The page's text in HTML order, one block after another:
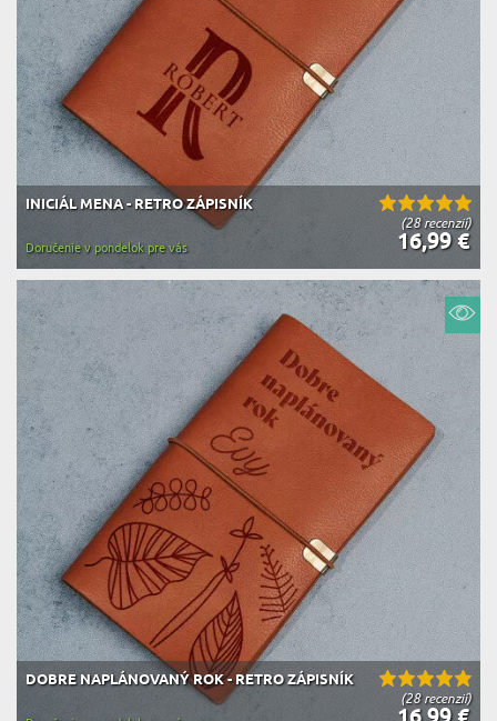
(28 recenzií)
INICIÁL MENA - RETRO ZÁPISNÍK
16,99 €
Doručenie v pondelok pre vás
(28 recenzií)
DOBRE NAPLÁNOVANÝ ROK - RETRO ZÁPISNÍK